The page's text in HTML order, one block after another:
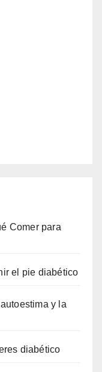
Comer para
el pie diabético
y la
diabético